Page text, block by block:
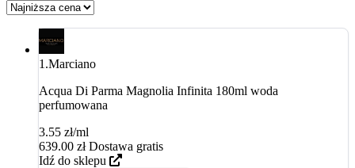
1.Marciano
Acqua Di Parma Magnolia Infinita 180ml woda
perfumowana
3.55 zł/ml
639.00 zł Dostawa gratis
Idź do sklepu